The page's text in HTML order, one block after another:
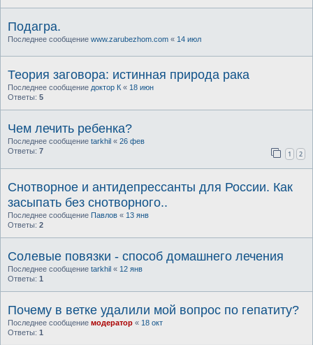
Подагра.
Последнее сообщение www.zarubezhom.com « 14 июл
Теория заговора: истинная природа рака
Последнее сообщение доктор К « 18 июн
Ответы: 5
Чем лечить ребенка?
Последнее сообщение tarkhil « 26 фев
Ответы: 7 1 2
Снотворное и антидепрессанты для России. Как
засыпать без снотворного..
Последнее сообщение Павлов « 13 янв
Ответы: 2
Солевые повязки - способ домашнего лечения
Последнее сообщение tarkhil « 12 янв
Ответы: 1
Почему в ветке удалили мой вопрос по гепатиту?
Последнее сообщение модератор « 18 окт
Ответы: 1